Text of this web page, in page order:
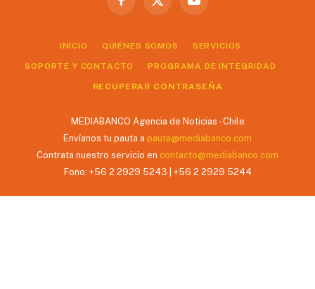
Facebook
X
YouTube
INICIO QUIÉNES SOMOS SERVICIOS
SOPORTE Y CONTACTO PROGRAMA DE INTEGRIDAD
RECUPERAR CONTRASEÑA
MEDIABANCO Agencia de Noticias - Chile
Envíanos tu pauta a pauta@mediabanco.com
Contrata nuestro servicio en contacto@mediabanco.com
Fono: +56 2 2929 5243 | +56 2 2929 5244